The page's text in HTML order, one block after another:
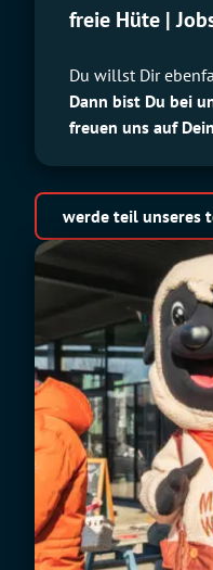
freie Hüte |
Du willst Dir
Dann bist Du bei
freuen uns auf
werde teil unseres